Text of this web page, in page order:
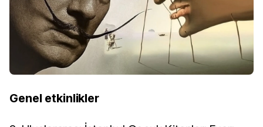
Genel etkinlikler